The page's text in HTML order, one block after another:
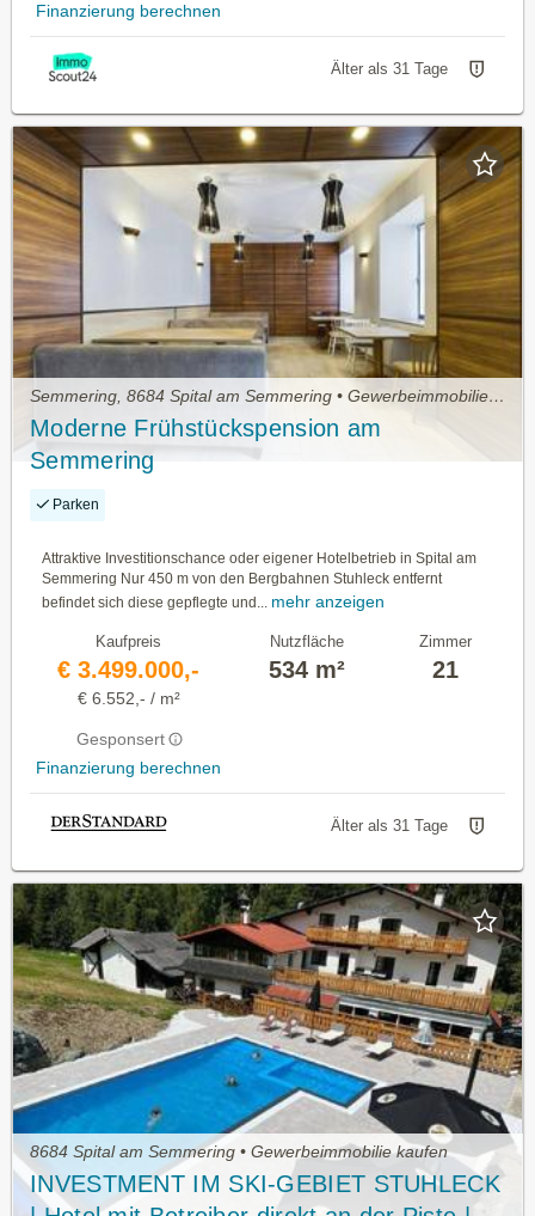
Finanzierung berechnen
Älter als 31 Tage
Semmering, 8684 Spital am Semmering • Gewerbeimmobilie kaufen
Moderne Frühstückspension am
Semmering
Parken
Attraktive Investitionschance oder eigener Hotelbetrieb in Spital am
Semmering Nur 450 m von den Bergbahnen Stuhleck entfernt
befindet sich diese gepflegte und...
mehr anzeigen
Kaufpreis
€ 3.499.000,-
€ 6.552,- / m²
Gesponsert
Finanzierung berechnen
Nutzfläche
534 m²
Zimmer
21
Älter als 31 Tage
8684 Spital am Semmering • Gewerbeimmobilie kaufen
INVESTMENT IM SKI-GEBIET STUHLECK